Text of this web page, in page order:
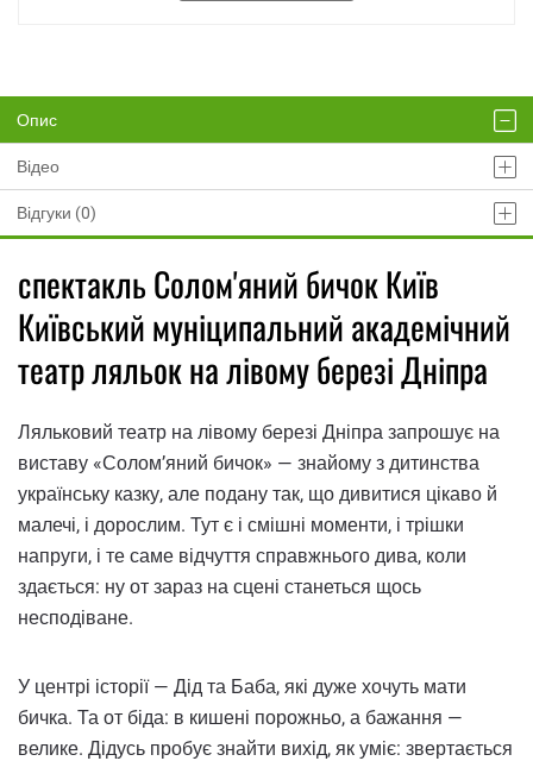
Опис
Відео
Відгуки (0)
спектакль Солом'яний бичок Київ
Київський муніципальний академічний
театр ляльок на лівому березі Дніпра
Ляльковий театр на лівому березі Дніпра запрошує на
виставу «Солом’яний бичок» — знайому з дитинства
українську казку, але подану так, що дивитися цікаво й
малечі, і дорослим. Тут є і смішні моменти, і трішки
напруги, і те саме відчуття справжнього дива, коли
здається: ну от зараз на сцені станеться щось
несподіване.
У центрі історії — Дід та Баба, які дуже хочуть мати
бичка. Та от біда: в кишені порожньо, а бажання —
велике. Дідусь пробує знайти вихід, як уміє: звертається